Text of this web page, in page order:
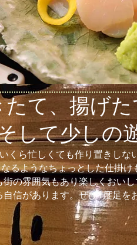
揚げた
して少しの
くら忙しくても作り置きし
るようなちょっとした仕掛
の雰囲気もあり楽しくおい
信があります。ぜひ1度足